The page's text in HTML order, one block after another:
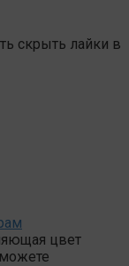
скрыть лайки в
цвет